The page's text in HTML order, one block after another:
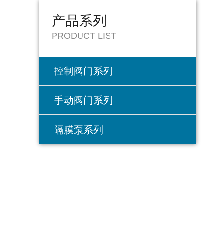
产品系列
PRODUCT LIST
控制阀门系列
手动阀门系列
隔膜泵系列